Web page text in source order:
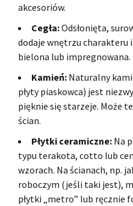
akcesoriów.
Cegła:Odsłonięta,
dodaje wnętrzu charakteru
bielona lub impregnowana.
Kamień: Naturalny
płyty piaskowca) jest
pięknie się starzeje. Może
ścian.
Płytki ceramiczne: Na
typu terakota, cotto lub
wzorach. Na ścianach, np.
roboczym (jeśli taki jest),
płytki „metro” lub ręcznie